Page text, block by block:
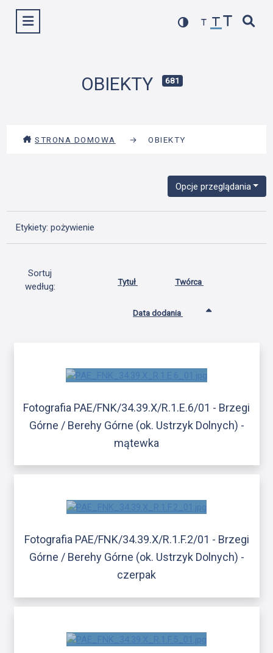
Wyświetl menu
OBIEKTY 681
STRONA DOMOWA → OBIEKTY
Opcje przeglądania
Etykiety: pożywienie
Sortuj
według:
Tytuł Twórca
Data dodania
Fotografia PAE/FNK/34.39.X/R.1.E.6/01 - Brzegi
Górne / Berehy Górne (ok. Ustrzyk Dolnych) -
mątewka
Fotografia PAE/FNK/34.39.X/R.1.F.2/01 - Brzegi
Górne / Berehy Górne (ok. Ustrzyk Dolnych) -
czerpak